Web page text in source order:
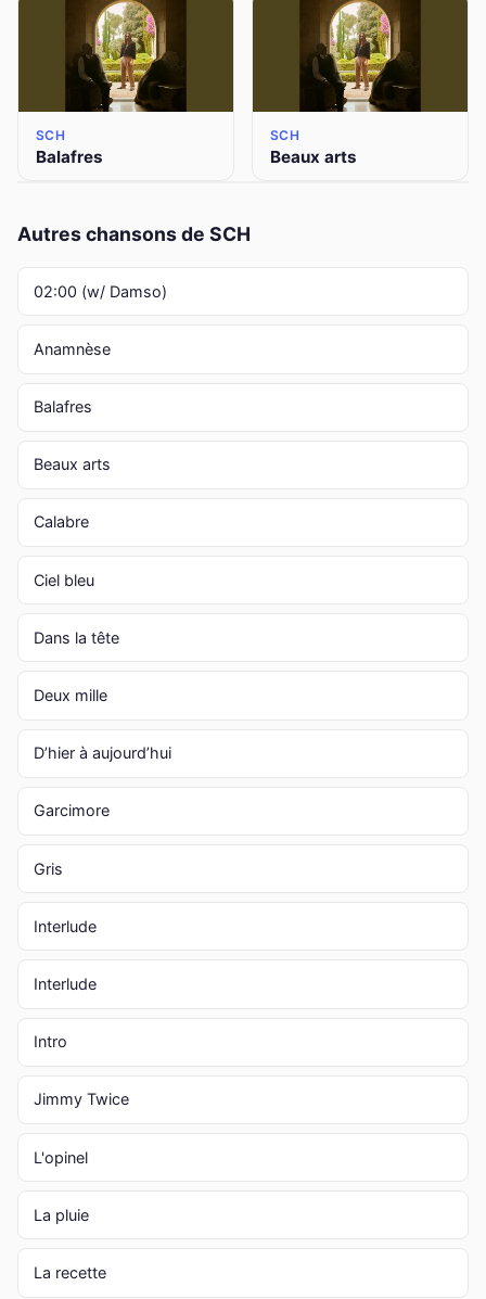
SCH
Balafres
SCH
Beaux arts
Autres chansons de SCH
02:00 (w/ Damso)
Anamnèse
Balafres
Beaux arts
Calabre
Ciel bleu
Dans la tête
Deux mille
D’hier à aujourd’hui
Garcimore
Gris
Interlude
Interlude
Intro
Jimmy Twice
L'opinel
La pluie
La recette